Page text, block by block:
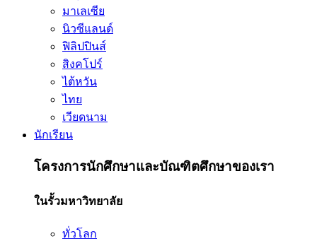
มาเลเซีย
นิวซีแลนด์
ฟิลิปปินส์
สิงคโปร์
ไต้หวัน
ไทย
เวียดนาม
นักเรียน
โครงการนักศึกษาและบัณฑิตศึกษาของเรา
ในรั้วมหาวิทยาลัย
ทั่วโลก